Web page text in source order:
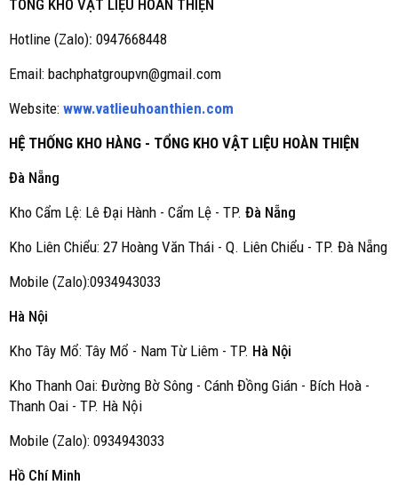
TÔNG KHO VẬT LIỆU HOÀN THIỆN
Hotline (Zalo): 0947668448
Email: bachphatgroupvn@gmail.com
Website: www.vatlieuhoanthien.com
HỆ THỐNG KHO HÀNG - TỔNG KHO VẬT LIỆU HOÀN THIỆN
Đà Nẵng
Kho Cẩm Lệ: Lê Đại Hành - Cẩm Lệ - TP. Đà Nẵng
Kho Liên Chiểu: 27 Hoàng Văn Thái - Q. Liên Chiểu - TP. Đà Nẵng
Mobile (Zalo):0934943033
Hà Nội
Kho Tây Mổ: Tây Mổ - Nam Từ Liêm - TP. Hà Nội
Kho Thanh Oai: Đường Bờ Sông - Cánh Đồng Gián - Bích Hoà -
Thanh Oai - TP. Hà Nội
Mobile (Zalo): 0934943033
Hồ Chí Minh